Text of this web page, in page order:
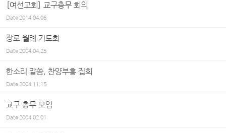
[여선교회] 교구총무 회의
Date2014.04.06
장로 월례 기도회
Date2004.04.25
한소리 말씀, 찬양부흥 집회
Date2004.11.15
교구 총무 모임
Date2004.02.01